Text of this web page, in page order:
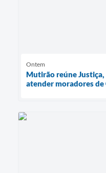
Ontem
Mutirão reúne
atender moradores de